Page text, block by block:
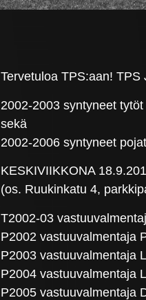
Tervetuloa TPS:aan!
2002-2003 syntyneet tytöt
sekä
2002-2006 syntyneet pojat
KESKIVIIKKONA
(os. Ruukinkatu 4,
T2002-03
P2002 vastuuvalmentaja
P2003 vastuuvalmentaja
P2004 vastuuvalmentaja
P2005 vastuuvalmentaja